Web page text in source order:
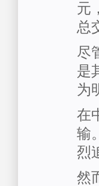
元
总
尽
是
为
在
输
烈
然